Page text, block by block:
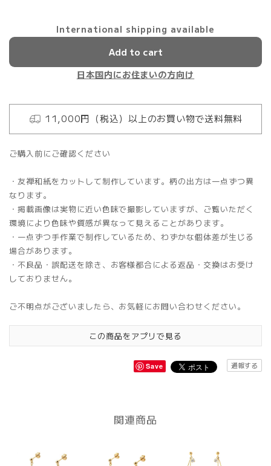
International shipping available
Add to cart
日本国内にお住まいの方向け
11,000円（税込）以上のお買い物で送料無料
ご購入前にご確認ください
・友禅和紙をカットして制作しています。柄の出方は一点ずつ異
なります。
・掲載画像は実物に近い色味で撮影していますが、ご覧いただく
環境により色味や質感が異なって見えることがあります。
・一点ずつ手作業で制作しているため、わずかな個体差が生じる
場合があります。
・不良品・誤配送を除き、お客様都合による返品・交換はお受け
しておりません。
ご不明点がございましたら、お気軽にお問い合わせください。
この商品をアプリで見る
Save 通報する
関連商品